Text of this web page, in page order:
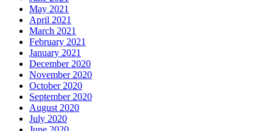
May 2021
April 2021
March 2021
February 2021
January 2021
December 2020
November 2020
October 2020
September 2020
August 2020
July 2020